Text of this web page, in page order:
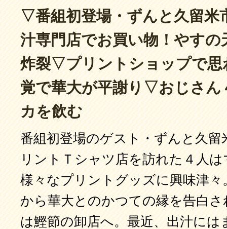
▽番組初登場・ずんと久留
汁専門店でお買い物！やすの
炸裂▽プリントショップで思
覚で華大が平謝り▽おじさん
カを飲む
番組初登場のゲスト・ずんと久留
リントＴシャツ店を訪れた４人
様々なプリントグッズに興味津
から華大とのかつての縁を告白
は鰹節の卸店へ。最近、出汁には